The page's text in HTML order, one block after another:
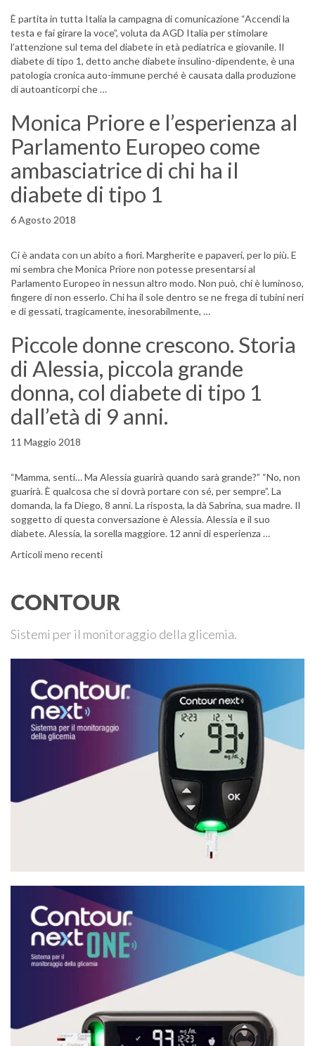
È partita in tutta Italia la campagna di comunicazione “Accendi la
testa e fai girare la voce”, voluta da AGD Italia per stimolare
l’attenzione sul tema del diabete in età pediatrica e giovanile. Il
diabete di tipo 1, detto anche diabete insulino-dipendente, è una
patologia cronica auto-immune perché è causata dalla produzione
di autoanticorpi che …
Monica Priore e l’esperienza al
Parlamento Europeo come
ambasciatrice di chi ha il
diabete di tipo 1
6 Agosto 2018
Ci è andata con un abito a fiori. Margherite e papaveri, per lo più. E
mi sembra che Monica Priore non potesse presentarsi al
Parlamento Europeo in nessun altro modo. Non può, chi è luminoso,
fingere di non esserlo. Chi ha il sole dentro se ne frega di tubini neri
e di gessati, tragicamente, inesorabilmente, …
Piccole donne crescono. Storia
di Alessia, piccola grande
donna, col diabete di tipo 1
dall’età di 9 anni.
11 Maggio 2018
“Mamma, senti… Ma Alessia guarirà quando sarà grande?” “No, non
guarirà. È qualcosa che si dovrà portare con sé, per sempre”. La
domanda, la fa Diego, 8 anni. La risposta, la dà Sabrina, sua madre. Il
soggetto di questa conversazione è Alessia. Alessia e il suo
diabete. Alessia, la sorella maggiore. 12 anni di esperienza …
Navigazione articoli
Articoli meno recenti
CONTOUR
Sistemi per il monitoraggio della glicemia.